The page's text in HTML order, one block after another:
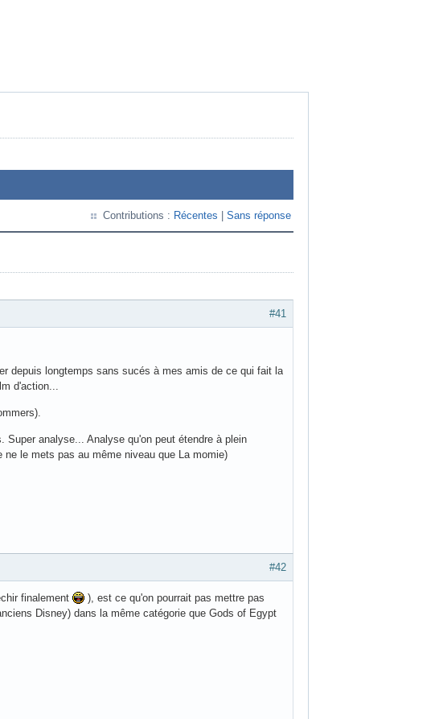
Contributions : Récentes Sans réponse
#41
depuis longtemps sans sucés à mes amis de ce qui fait la
d'action...
Super analyse... Analyse qu'on peut étendre à plein
le mets pas au même niveau que La momie)
#42
finalement
), est ce qu'on pourrait pas mettre pas
Disney) dans la même catégorie que Gods of Egypt